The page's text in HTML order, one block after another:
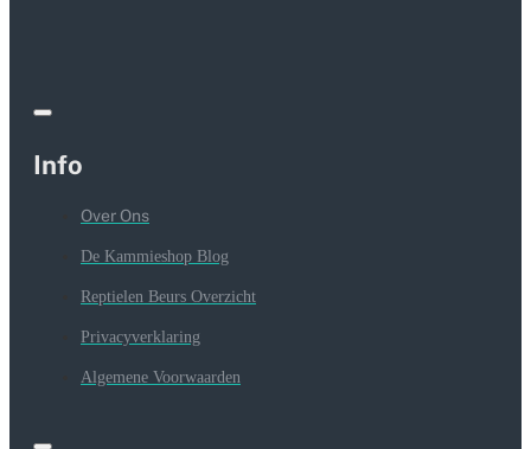
Info
Over Ons
De Kammieshop Blog
Reptielen Beurs Overzicht
Privacyverklaring
Algemene Voorwaarden